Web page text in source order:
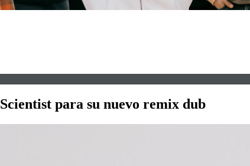
para su nuevo remix dub